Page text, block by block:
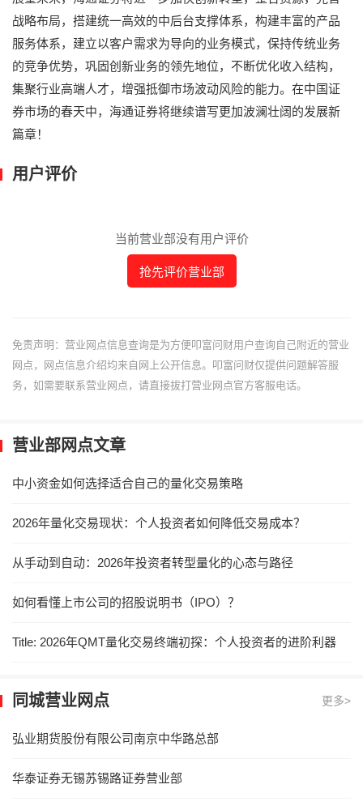
战略布局，搭建统一高效的中后台支撑体系，构建丰富的产品
服务体系，建立以客户需求为导向的业务模式，保持传统业务
的竞争优势，巩固创新业务的领先地位，不断优化收入结构，
集聚行业高端人才，增强抵御市场波动风险的能力。在中国证
券市场的春天中，海通证券将继续谱写更加波澜壮阔的发展新
篇章！
用户评价
当前营业部没有用户评价
抢先评价营业部
免责声明：营业网点信息查询是为方便叩富问财用户查询自己附近的营业
网点，网点信息介绍均来自网上公开信息。叩富问财仅提供问题解答服
务，如需要联系营业网点，请直接拔打营业网点官方客服电话。
营业部网点文章
中小资金如何选择适合自己的量化交易策略
2026年量化交易现状：个人投资者如何降低交易成本？
从手动到自动：2026年投资者转型量化的心态与路径
如何看懂上市公司的招股说明书（IPO）？
Title: 2026年QMT量化交易终端初探：个人投资者的进阶利器
同城营业网点 更多>
弘业期货股份有限公司南京中华路总部
华泰证券无锡苏锡路证券营业部